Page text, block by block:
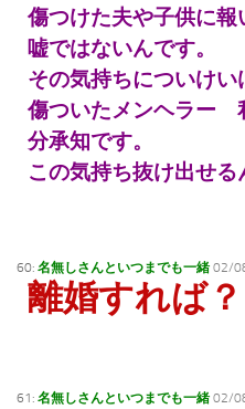
傷つけた夫や子供に
嘘ではないんです。
その気持ちについけい
傷ついたメンヘラー
分承知です。
この気持ち抜け出せる
60: 名無しさんといつまでも一緒 02/
離婚すれば？
61: 名無しさんといつまでも一緒 02/